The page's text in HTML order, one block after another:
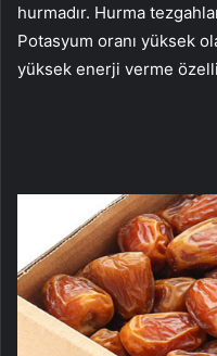
hurmadır. Hurma
Potasyum oranı yüksek
yüksek enerji verme